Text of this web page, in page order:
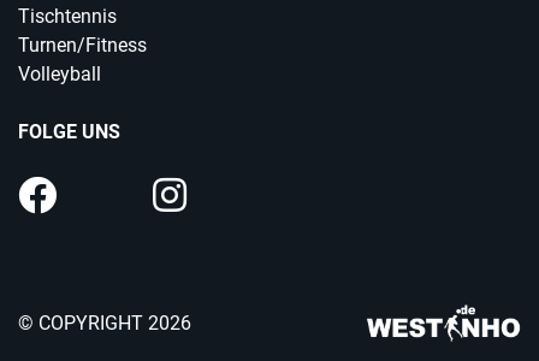
Tischtennis
Turnen/Fitness
Volleyball
FOLGE UNS
© COPYRIGHT 2026